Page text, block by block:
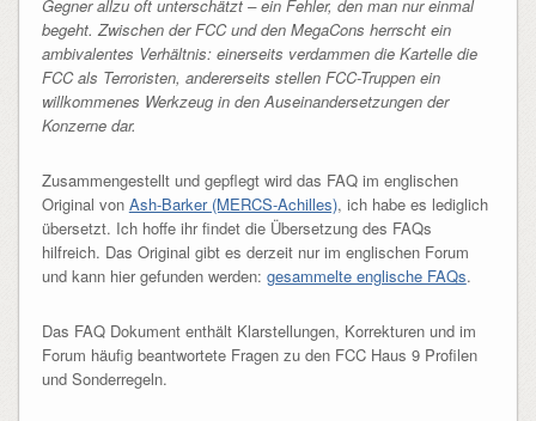
Gegner allzu oft unterschätzt – ein Fehler, den man nur einmal
begeht. Zwischen der FCC und den MegaCons herrscht ein
ambivalentes Verhältnis: einerseits verdammen die Kartelle die
FCC als Terroristen, andererseits stellen FCC-Truppen ein
willkommenes Werkzeug in den Auseinandersetzungen der
Konzerne dar.
Zusammengestellt und gepflegt wird das FAQ im englischen
Original von Ash-Barker (MERCS-Achilles), ich habe es lediglich
übersetzt. Ich hoffe ihr findet die Übersetzung des FAQs
hilfreich. Das Original gibt es derzeit nur im englischen Forum
und kann hier gefunden werden: gesammelte englische FAQs.
Das FAQ Dokument enthält Klarstellungen, Korrekturen und im
Forum häufig beantwortete Fragen zu den FCC Haus 9 Profilen
und Sonderregeln.